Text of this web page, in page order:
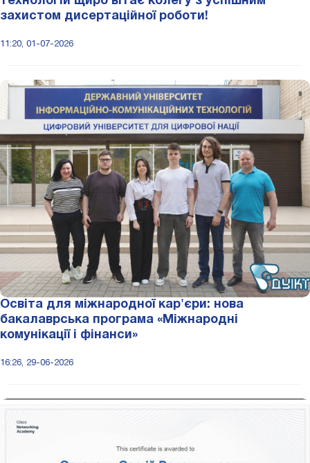
захистом дисертаційної роботи!
11:20, 01-07-2026
Освіта для міжнародної кар'єри: нова
бакалаврська програма «Міжнародні
комунікації і фінанси»
16:26, 29-06-2026